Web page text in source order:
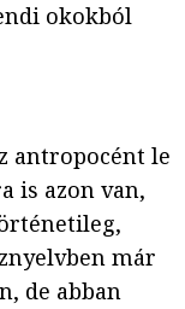
okokból
antropocént le
is azon van,
már
de abban